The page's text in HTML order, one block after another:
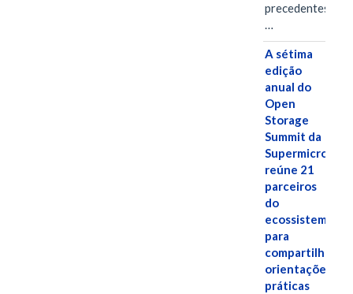
…
A sétima
edição
anual do
Open
Storage
Summit da
Supermicro
reúne 21
parceiros
do
ecossistema
para
compartilhar
orientações
práticas